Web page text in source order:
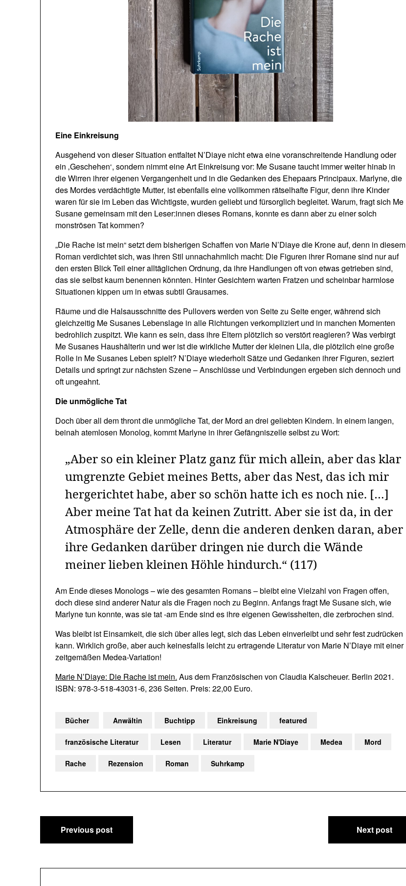
Eine Einkreisung
Ausgehend von dieser Situation entfaltet N’Diaye nicht etwa eine voranschreitende Handlung oder
ein ‚Geschehen‘, sondern nimmt eine Art Einkreisung vor: Me Susane taucht immer weiter hinab in
die Wirren ihrer eigenen Vergangenheit und in die Gedanken des Ehepaars Principaux. Marlyne, die
des Mordes verdächtigte Mutter, ist ebenfalls eine vollkommen rätselhafte Figur, denn ihre Kinder
waren für sie im Leben das Wichtigste, wurden geliebt und fürsorglich begleitet. Warum, fragt sich Me
Susane gemeinsam mit den Leser:innen dieses Romans, konnte es dann aber zu einer solch
monströsen Tat kommen?
„Die Rache ist mein“ setzt dem bisherigen Schaffen von Marie N’Diaye die Krone auf, denn in diesem
Roman verdichtet sich, was ihren Stil unnachahmlich macht: Die Figuren ihrer Romane sind nur auf
den ersten Blick Teil einer alltäglichen Ordnung, da ihre Handlungen oft von etwas getrieben sind,
das sie selbst kaum benennen könnten. Hinter Gesichtern warten Fratzen und scheinbar harmlose
Situationen kippen um in etwas subtil Grausames.
Räume und die Halsausschnitte des Pullovers werden von Seite zu Seite enger, während sich
gleichzeitig Me Susanes Lebenslage in alle Richtungen verkompliziert und in manchen Momenten
bedrohlich zuspitzt. Wie kann es sein, dass ihre Eltern plötzlich so verstört reagieren? Was verbirgt
Me Susanes Haushälterin und wer ist die wirkliche Mutter der kleinen Lila, die plötzlich eine große
Rolle in Me Susanes Leben spielt? N’Diaye wiederholt Sätze und Gedanken ihrer Figuren, seziert
Details und springt zur nächsten Szene – Anschlüsse und Verbindungen ergeben sich dennoch und
oft ungeahnt.
Die unmögliche Tat
Doch über all dem thront die unmögliche Tat, der Mord an drei geliebten Kindern. In einem langen,
beinah atemlosen Monolog, kommt Marlyne in ihrer Gefängniszelle selbst zu Wort:
„Aber so ein kleiner Platz ganz für mich allein, aber das klar
umgrenzte Gebiet meines Betts, aber das Nest, das ich mir
hergerichtet habe, aber so schön hatte ich es noch nie. […]
Aber meine Tat hat da keinen Zutritt. Aber sie ist da, in der
Atmosphäre der Zelle, denn die anderen denken daran, aber
ihre Gedanken darüber dringen nie durch die Wände
meiner lieben kleinen Höhle hindurch.“ (117)
Am Ende dieses Monologs – wie des gesamten Romans – bleibt eine Vielzahl von Fragen offen,
doch diese sind anderer Natur als die Fragen noch zu Beginn. Anfangs fragt Me Susane sich, wie
Marlyne tun konnte, was sie tat -am Ende sind es ihre eigenen Gewissheiten, die zerbrochen sind.
Was bleibt ist Einsamkeit, die sich über alles legt, sich das Leben einverleibt und sehr fest zudrücken
kann. Wirklich große, aber auch keinesfalls leicht zu ertragende Literatur von Marie N’Diaye mit einer
zeitgemäßen Medea-Variation!
Marie N’Diaye: Die Rache ist mein. Aus dem Französischen von Claudia Kalscheuer. Berlin 2021.
ISBN: 978-3-518-43031-6, 236 Seiten. Preis: 22,00 Euro.
Bücher Anwältin Buchtipp Einkreisung featured
französische Literatur Lesen Literatur Marie N'Diaye Medea Mord
Rache Rezension Roman Suhrkamp
Beitragsnavigation
Previous post Next post